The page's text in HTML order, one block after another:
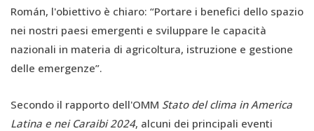
Román, l'obiettivo è chiaro: “Portare i benefici dello spazio
nei nostri paesi emergenti e sviluppare le capacità
nazionali in materia di agricoltura, istruzione e gestione
delle emergenze”.
Secondo il rapporto dell'OMM Stato del clima in America
Latina e nei Caraibi 2024, alcuni dei principali eventi